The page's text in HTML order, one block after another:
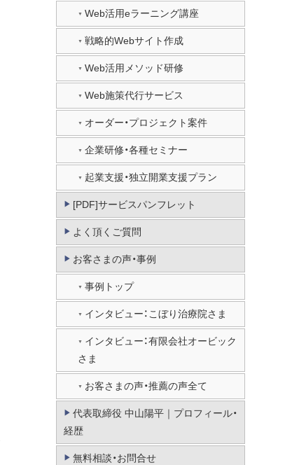
Web活用eラーニング講座
戦略的Webサイト作成
Web活用メソッド研修
Web施策代行サービス
オーダー・プロジェクト案件
企業研修・各種セミナー
起業支援・独立開業支援プラン
[PDF]サービスパンフレット
よく頂くご質問
お客さまの声・事例
事例トップ
インタビュー：こぼり治療院さま
インタビュー：有限会社オービック
さま
お客さまの声・推薦の声全て
代表取締役 中山陽平｜プロフィール・
経歴
無料相談・お問合せ